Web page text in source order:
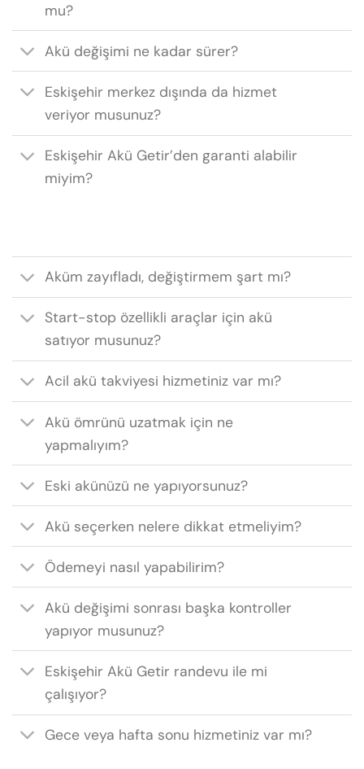
mu?
Akü değişimi ne kadar sürer?
Eskişehir merkez dışında da hizmet
veriyor musunuz?
Eskişehir Akü Getir’den garanti alabilir
miyim?
Aküm zayıfladı, değiştirmem şart mı?
Start-stop özellikli araçlar için akü
satıyor musunuz?
Acil akü takviyesi hizmetiniz var mı?
Akü ömrünü uzatmak için ne
yapmalıyım?
Eski akünüzü ne yapıyorsunuz?
Akü seçerken nelere dikkat etmeliyim?
Ödemeyi nasıl yapabilirim?
Akü değişimi sonrası başka kontroller
yapıyor musunuz?
Eskişehir Akü Getir randevu ile mi
çalışıyor?
Gece veya hafta sonu hizmetiniz var mı?